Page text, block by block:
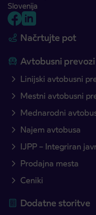
Slovenija
Načrtujte pot
Avtobusni prevozi
Linijski avtobusni
Mestni avtobusni
Mednarodni
Najem avtobusa
IJPP – Integriran
Prodajna mesta
Ceniki
Dodatne storitve